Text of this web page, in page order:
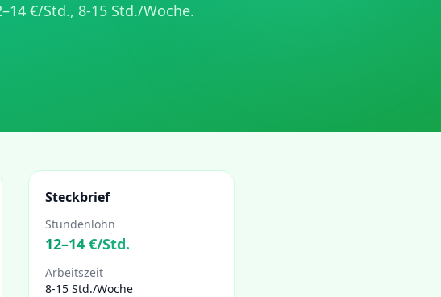
–14 €/Std., 8-15 Std./Woche.
Steckbrief
Stundenlohn
12–14 €/Std.
Arbeitszeit
8-15 Std./Woche